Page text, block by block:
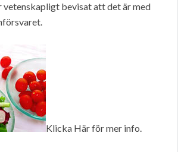
vetenskapligt bevisat att det är med
Klicka Här för mer info.